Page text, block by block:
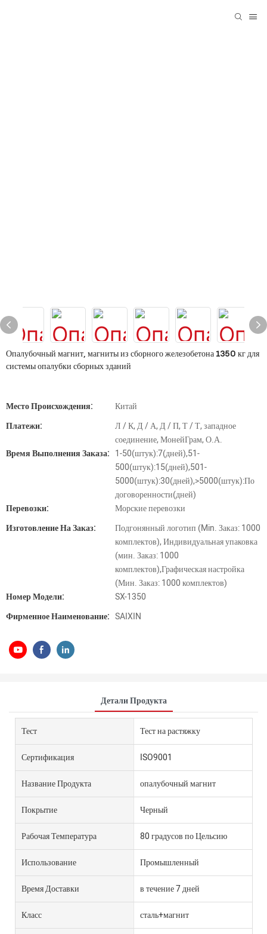
Опалубочный магнит, магниты из сборного железобетона 1350 кг для
системы опалубки сборных зданий
Место Происхождения:
Китай
Платежи:
Л / К, Д / А, Д / П, Т / Т, западное
соединение, МонейГрам, О.А.
Время Выполнения Заказа: 1-50(штук):7(дней),51-
500(штук):15(дней),501-
5000(штук):30(дней),>5000(штук):По
договоренности(дней)
Перевозки:
Морские перевозки
Изготовление На Заказ:
Подгонянный логотип (Min. Заказ: 1000
комплектов), Индивидуальная упаковка
(мин. Заказ: 1000
комплектов),Графическая настройка
(Мин. Заказ: 1000 комплектов)
Номер Модели:
SX-1350
Фирменное Наименование: SAIXIN
Детали Продукта
Тест Тест на растяжку
Сертификация ISO9001
Название Продукта опалубочный магнит
Покрытие Черный
Рабочая Температура 80 градусов по Цельсию
Использование Промышленный
Время Доставки в течение 7 дней
Класс сталь+магнит